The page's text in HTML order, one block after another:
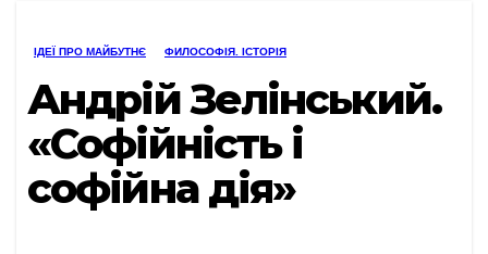
ІДЕЇ ПРО МАЙБУТНЄ ФИЛОСОФІЯ. ІСТОРІЯ
Андрій Зелінський.
«Софійність і
софійна дія»